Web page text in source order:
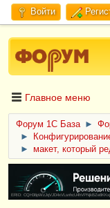
Войти
Главное меню
Форум 1C База ►
►
►
макет, который
ERID: